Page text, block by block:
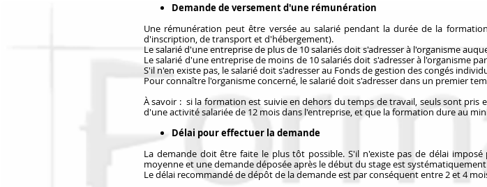
Demande de versement d'une rémunération
Une rémunération peut être versée au salarié pendant la durée de la
d'inscription, de transport et d'hébergement).
Le salarié d'une entreprise de plus de 10 salariés doit s'adresser à l'organisme
Le salarié d'une entreprise de moins de 10 salariés doit s'adresser à l'organisme
S'il n'en existe pas, le salarié doit s'adresser au Fonds de gestion des congés
Pour connaître l'organisme concerné, le salarié doit s'adresser dans un premier
À savoir : si la formation est suivie en dehors du temps de travail, seuls sont
d'une activité salariée de 12 mois dans l'entreprise, et que la formation dure au
Délai pour effectuer la demande
La demande doit être faite le plus tôt possible. S'il n'existe pas de délai
moyenne et une demande déposée après le début du stage est
Le délai recommandé de dépôt de la demande est par conséquent entre 2 et 4